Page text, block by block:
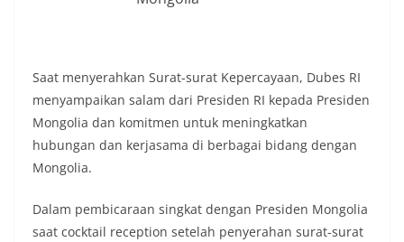
Saat menyerahkan Surat-surat Kepercayaan, Dubes RI
menyampaikan salam dari Presiden RI kepada Presiden
Mongolia dan komitmen untuk meningkatkan
hubungan dan kerjasama di berbagai bidang dengan
Mongolia.
Dalam pembicaraan singkat dengan Presiden Mongolia
saat cocktail reception setelah penyerahan surat-surat